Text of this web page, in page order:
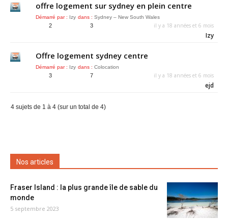
offre logement sur sydney en plein centre
Démarré par : Izy dans : Sydney – New South Wales
2 3 il y a 18 années et 6 mois
Izy
Offre logement sydney centre
Démarré par : Izy dans : Colocation
3 7 il y a 18 années et 6 mois
ejd
4 sujets de 1 à 4 (sur un total de 4)
Nos articles
Fraser Island : la plus grande île de sable du
monde
5 septembre 2023